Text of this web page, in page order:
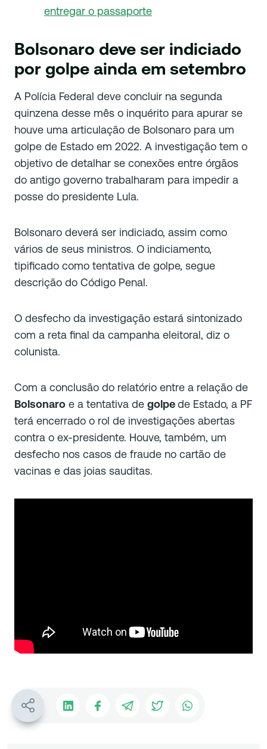
entregar o passaporte
Bolsonaro deve ser indiciado
por golpe ainda em setembro
A Polícia Federal deve concluir na segunda
quinzena desse mês o inquérito para apurar se
houve uma articulação de Bolsonaro para um
golpe de Estado em 2022. A investigação tem o
objetivo de detalhar se conexões entre órgãos
do antigo governo trabalharam para impedir a
posse do presidente Lula.
Bolsonaro deverá ser indiciado, assim como
vários de seus ministros. O indiciamento,
tipificado como tentativa de golpe, segue
descrição do Código Penal.
O desfecho da investigação estará sintonizado
com a reta final da campanha eleitoral, diz o
colunista.
Com a conclusão do relatório entre a relação de
Bolsonaro e a tentativa de golpede Estado, a PF
terá encerrado o rol de investigações abertas
contra o ex-presidente. Houve, também, um
desfecho nos casos de fraude no cartão de
vacinas e das joias sauditas.